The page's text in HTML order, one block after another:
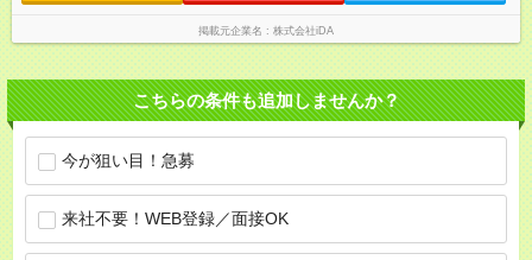
掲載元企業名 株式会社iDA
こちらの条件も追加しませんか？
今が狙い目！急募
来社不要！WEB登録／面接OK